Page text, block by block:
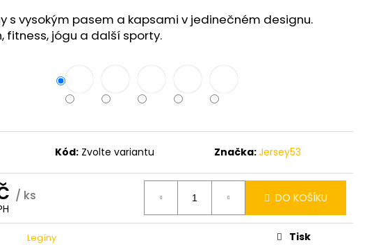
s vysokým pasem a kapsami v jedinečném designu.
fitness, jógu a další sporty.
Kód: Zvolte variantu Značka:Jersey53
/ ks DO KOŠÍKU
Legíny
Tisk